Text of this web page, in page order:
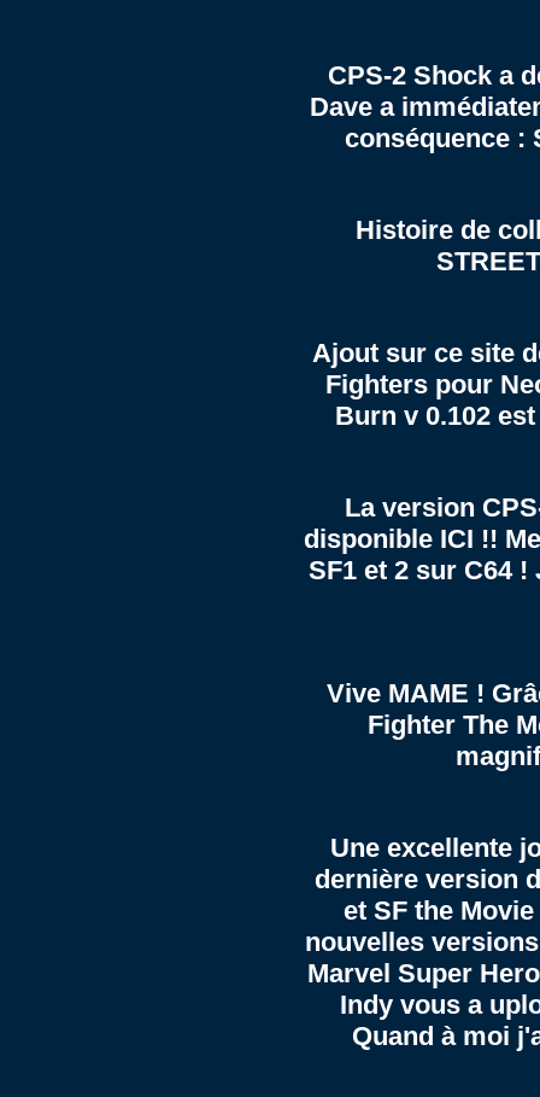
CPS-2 Shock a
Dave a
conséquence :
Histoire de
Ajout sur ce site
Fighters pour
Burn v 0.102
La version
disponible ICI !!
SF1 et 2 sur C64!
Vive MAME !
Fighter The
Une excellente
dernière version
et SF the
nouvelles
Marvel Super
Indy vous a
Quand à moi